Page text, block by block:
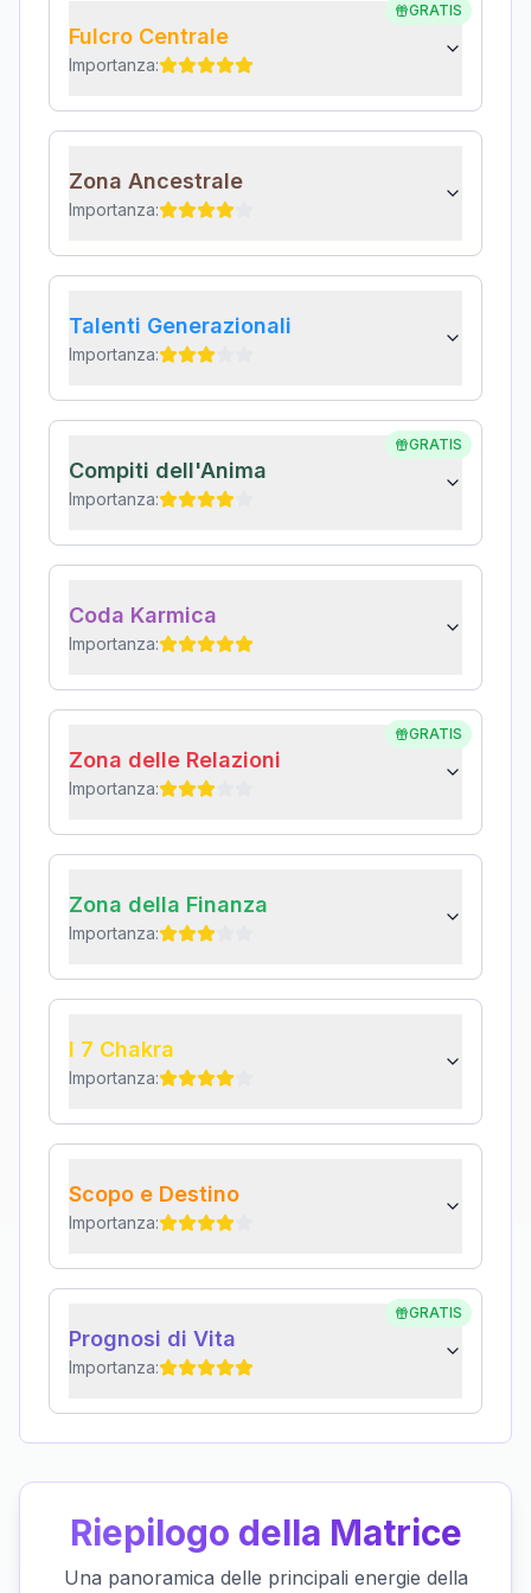
GRATIS
Fulcro Centrale
Importanza:
Zona Ancestrale
Importanza:
Talenti Generazionali
Importanza:
GRATIS
Compiti dell'Anima
Importanza:
Coda Karmica
Importanza:
GRATIS
Zona delle Relazioni
Importanza:
Zona della Finanza
Importanza:
I 7 Chakra
Importanza:
Scopo e Destino
Importanza:
GRATIS
Prognosi di Vita
Importanza:
Riepilogo della Matrice
Una panoramica delle principali energie della